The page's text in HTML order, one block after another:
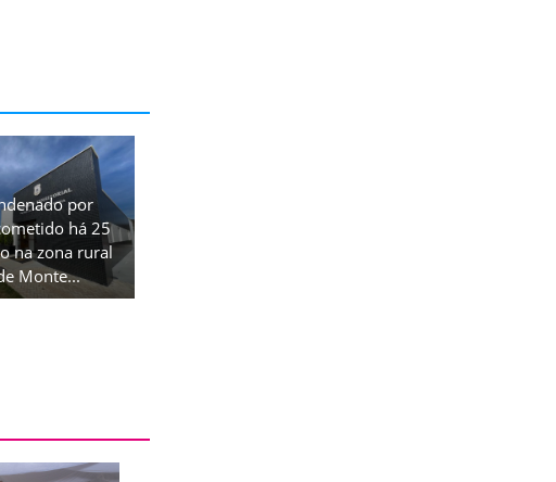
por
há 25
na zona rural
Monte...